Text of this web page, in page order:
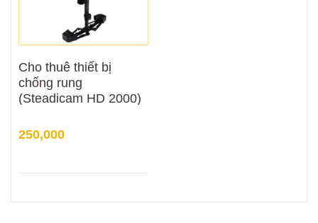
Cho thuê thiết bị
chống rung
(Steadicam HD 2000)
250,000